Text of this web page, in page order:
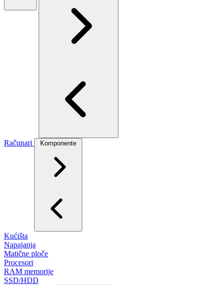
Računari Komponente
Kućišta
Napajanja
Matične ploče
Procesori
RAM memorije
SSD/HDD